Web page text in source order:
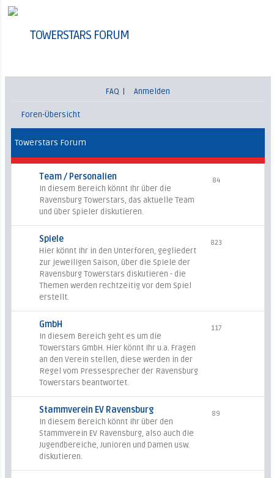
TOWERSTARS FORUM
FAQ Anmelden
Foren-Übersicht
Towerstars Forum
Team / Personalien
In diesem Bereich könnt Ihr über die
Ravensburg Towerstars, das aktuelle Team
und über Spieler diskutieren.
84
Spiele
Hier könnt Ihr in den Unterforen, gegliedert
zur jeweiligen Saison, über die Spiele der
Ravensburg Towerstars diskutieren - die
Themen werden rechtzeitig vor dem Spiel
erstellt.
823
GmbH
In diesem Bereich geht es um die
Towerstars GmbH. Hier könnt Ihr u.a. Fragen
an den Verein stellen, diese werden in der
Regel vom Pressesprecher der Ravensburg
Towerstars beantwortet.
117
Stammverein EV Ravensburg
In diesem Bereich könnt Ihr über den
Stammverein EV Ravensburg, also auch die
Jugendbereiche, Junioren und Damen usw.
diskutieren.
89